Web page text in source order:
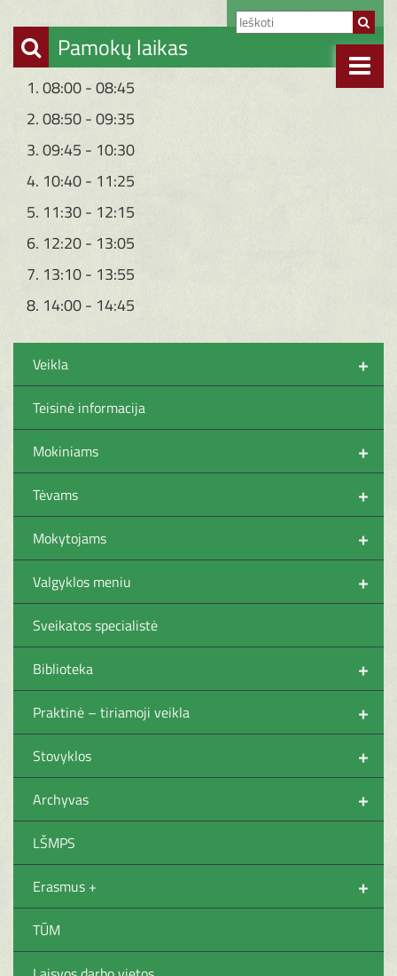
Pamokų laikas
1. 08:00 - 08:45
2. 08:50 - 09:35
3. 09:45 - 10:30
4. 10:40 - 11:25
5. 11:30 - 12:15
6. 12:20 - 13:05
7. 13:10 - 13:55
8. 14:00 - 14:45
+
Veikla
Teisinė informacija
+
Mokiniams
+
Tėvams
+
Mokytojams
+
Valgyklos meniu
Sveikatos specialistė
+
Biblioteka
+
Praktinė – tiriamoji veikla
+
Stovyklos
+
Archyvas
LŠMPS
+
Erasmus +
TŪM